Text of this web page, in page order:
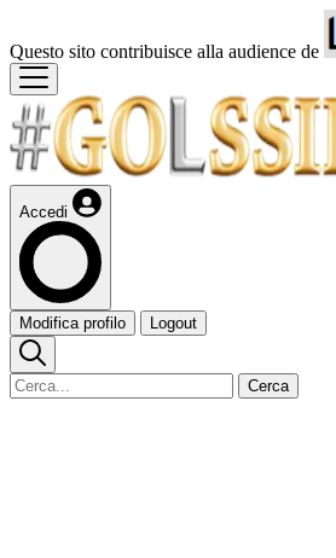
Questo sito contribuisce alla audience de
Accedi
Modifica profilo Logout
Cerca